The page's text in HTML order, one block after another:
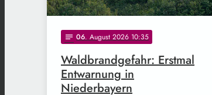
notes 06. August 2026 10:35
Waldbrandgefahr: Erstmal
Entwarnung in
Niederbayern